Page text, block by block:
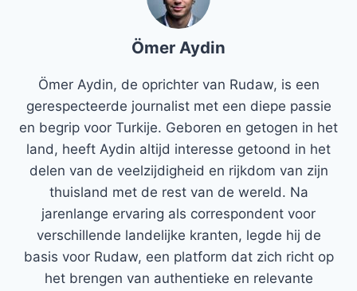
Ömer Aydin
Ömer Aydin, de oprichter van Rudaw, is een
gerespecteerde journalist met een diepe passie
en begrip voor Turkije. Geboren en getogen in het
land, heeft Aydin altijd interesse getoond in het
delen van de veelzijdigheid en rijkdom van zijn
thuisland met de rest van de wereld. Na
jarenlange ervaring als correspondent voor
verschillende landelijke kranten, legde hij de
basis voor Rudaw, een platform dat zich richt op
het brengen van authentieke en relevante